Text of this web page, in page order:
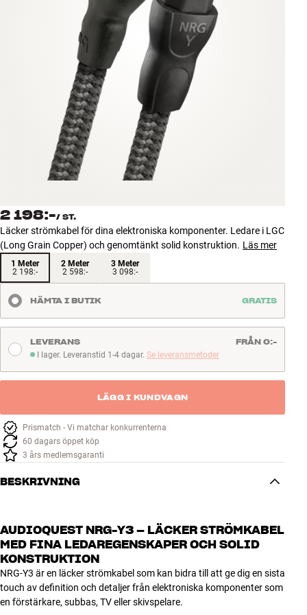
INSPIRATION
MÄRKEN
NYHETER
ERBJUDANDEN
Logga in
Kundtjänst
Bygg med ljud
Företag
2 198:-/ ST.
Läcker strömkabel för dina elektroniska komponenter. Ledare i LGC
(Long Grain Copper) och genomtänkt solid konstruktion. Läs mer
1 Meter
2 198:-
2 Meter
2 598:-
3 Meter
3 098:-
HÄMTA I BUTIK GRATIS
I lager. Leveranstid 1-4 dagar
I lager. Leveranstid 1-4 dagar. Se leveransmetoder
LEVERANS FRÅN 0:-
LÄGG I KUNDVAGN
Prismatch - Vi matchar konkurrenterna
60 dagars öppet köp
3 års medlemsgaranti
BESKRIVNING
AUDIOQUEST NRG-Y3 – LÄCKER STRÖMKABEL
MED FINA LEDAREGENSKAPER OCH SOLID
KONSTRUKTION
NRG-Y3 är en läcker strömkabel som kan bidra till att ge dig en sista
touch av definition och detaljer från elektroniska komponenter som
en förstärkare, subbas, TV eller skivspelare.